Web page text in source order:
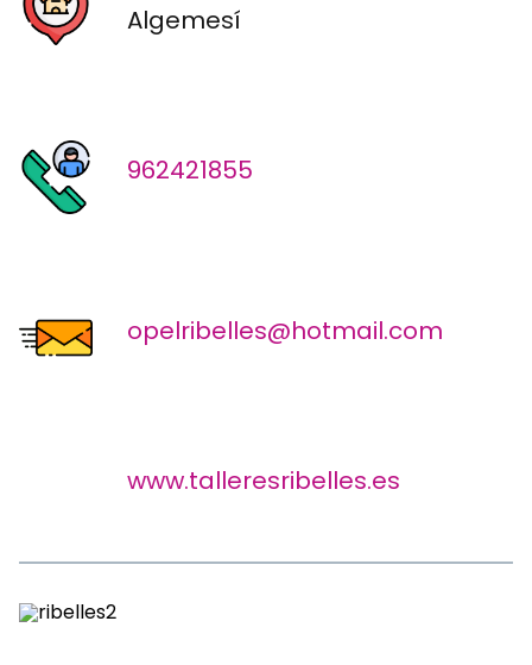
Algemesí
962421855
opelribelles@hotmail.com
www.talleresribelles.es